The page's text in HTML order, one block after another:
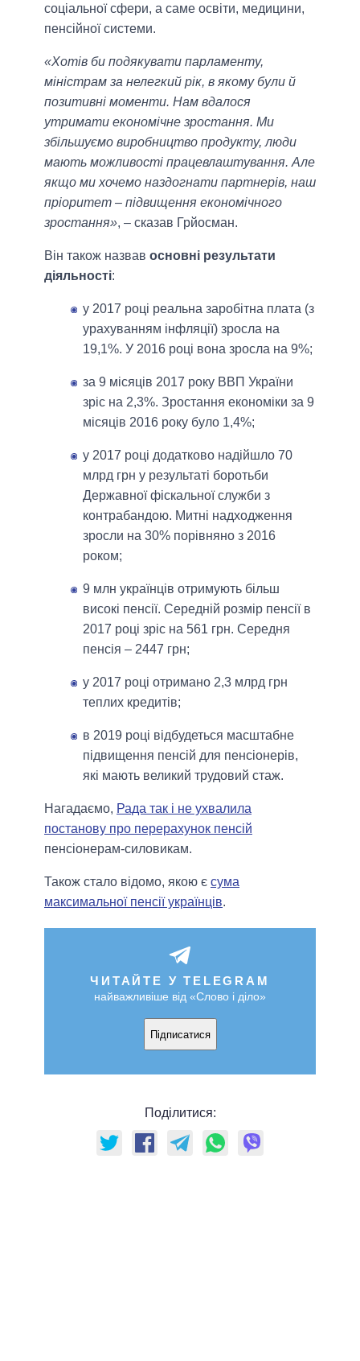
соціальної сфери, а саме освіти, медицини,
пенсійної системи.
«Хотів би подякувати парламенту,
міністрам за нелегкий рік, в якому були й
позитивні моменти. Нам вдалося
утримати економічне зростання. Ми
збільшуємо виробництво продукту, люди
мають можливості працевлаштування. Але
якщо ми хочемо наздогнати партнерів, наш
пріоритет – підвищення економічного
зростання», – сказав Грйосман.
Він також назвав основні результати
діяльності:
у 2017 році реальна заробітна плата (з
урахуванням інфляції) зросла на
19,1%. У 2016 році вона зросла на 9%;
за 9 місяців 2017 року ВВП України
зріс на 2,3%. Зростання економіки за 9
місяців 2016 року було 1,4%;
у 2017 році додатково надійшло 70
млрд грн у результаті боротьби
Державної фіскальної служби з
контрабандою. Митні надходження
зросли на 30% порівняно з 2016
роком;
9 млн українців отримують більш
високі пенсії. Середній розмір пенсії в
2017 році зріс на 561 грн. Середня
пенсія – 2447 грн;
у 2017 році отримано 2,3 млрд грн
теплих кредитів;
в 2019 році відбудеться масштабне
підвищення пенсій для пенсіонерів,
які мають великий трудовий стаж.
Нагадаємо, Рада так і не ухвалила
постанову про перерахунок пенсій
пенсіонерам-силовикам.
Також стало відомо, якою є сума
максимальної пенсії українців.
ЧИТАЙТЕ У TELEGRAM
найважливіше від «Слово і діло»
Підписатися
Поділитися: